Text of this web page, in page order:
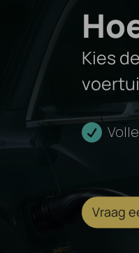
SHS
PHEV
Kies
Vraag